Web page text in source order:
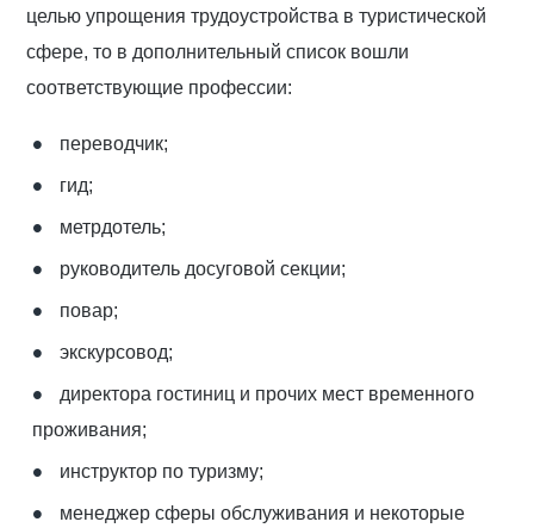
целью упрощения трудоустройства в туристической
сфере, то в дополнительный список вошли
соответствующие профессии:
переводчик;
гид;
метрдотель;
руководитель досуговой секции;
повар;
экскурсовод;
директора гостиниц и прочих мест временного
проживания;
инструктор по туризму;
менеджер сферы обслуживания и некоторые